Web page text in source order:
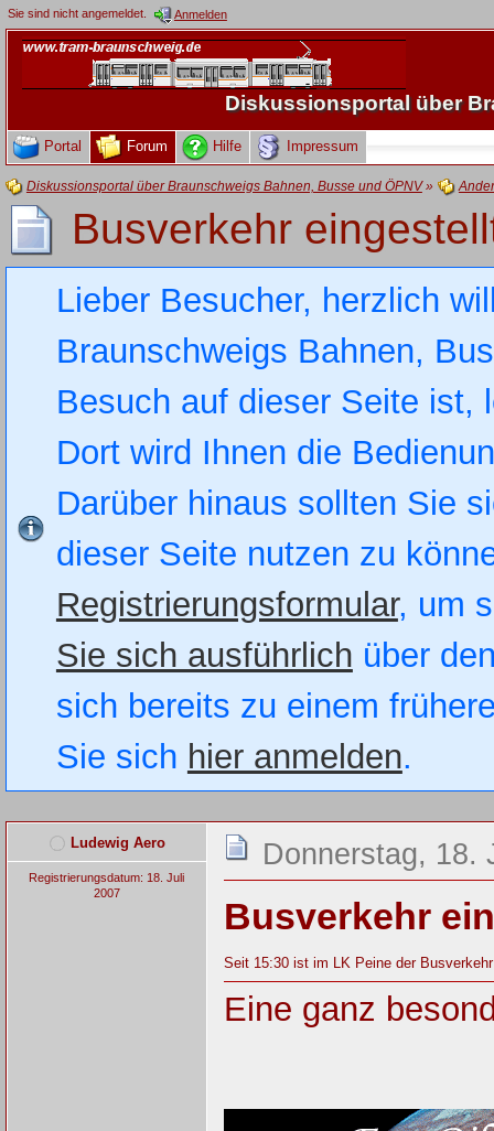
Sie sind nicht angemeldet. Anmelden
Diskussionsportal über
Portal Forum Hilfe Impressum
Diskussionsportal über Braunschweigs Bahnen, Busse und ÖPNV»
Busverkehr
Lieber Besucher, herzlich
Braunschweigs Bahnen,
Besuch auf dieser Seite
Dort wird Ihnen die
Darüber hinaus sollten Sie
dieser Seite nutzen zu
Registrierungsformular, um
Sie sich ausführlich über
sich bereits zu einem
Sie sich hier anmelden.
Ludewig Aero
Registrierungsdatum: 18. Juli
2007
Donnerstag, 18.
Busverkehr
Seit 15:30 ist im LK Peine der
Eine ganz